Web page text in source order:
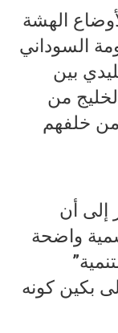
الهشة
السوداني
بين
من
خلفهم
إلى أن
واضحة
بكين كونه